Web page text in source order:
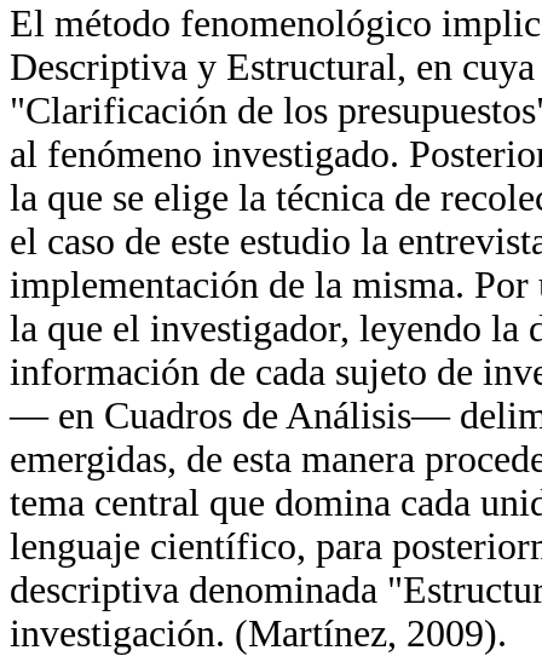
El método fenomenológico
Descriptiva y Estructural, en
"Clarificación de los
al fenómeno investigado.
la que se elige la técnica de
el caso de este estudio la
implementación de la misma.
la que el investigador, leyendo la
información de cada sujeto de
— en Cuadros de Análisis—
emergidas, de esta manera
tema central que domina cada
lenguaje científico, para
descriptiva denominada
investigación. (Martínez, 2009).